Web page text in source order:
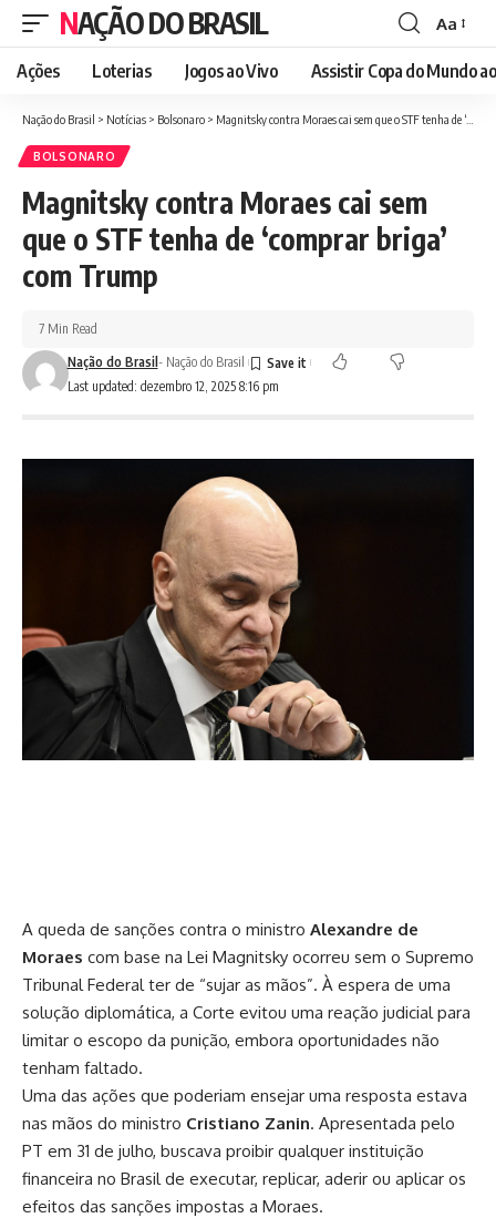
NAÇÃO DO BRASIL
Font
Resizer
Aa
Ações Loterias Jogos ao Vivo Assistir Copa do Mundo
Nação do Brasil > Notícias > Bolsonaro > Magnitsky contra Moraes cai sem que o STF tenha de ‘comprar briga’ com Trump
BOLSONARO
Magnitsky contra Moraes cai sem
que o STF tenha de ‘comprar briga’
com Trump
Last updated: dezembro 12, 2025 8:16 pm
Nação do Brasil- Nação do Brasil
7 Min Read
A queda de sanções contra o ministro Alexandre de
Moraes com base na Lei Magnitsky ocorreu sem o Supremo
Tribunal Federal ter de “sujar as mãos”. À espera de uma
solução diplomática, a Corte evitou uma reação judicial para
limitar o escopo da punição, embora oportunidades não
tenham faltado.
Uma das ações que poderiam ensejar uma resposta estava
nas mãos do ministro Cristiano Zanin. Apresentada pelo
PT em 31 de julho, buscava proibir qualquer instituição
financeira no Brasil de executar, replicar, aderir ou aplicar os
efeitos das sanções impostas a Moraes.